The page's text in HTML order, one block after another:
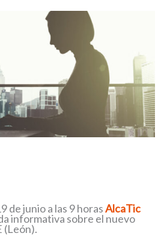
de junio a las 9 horasAlcaTic
informativa sobre el nuevo
(León).